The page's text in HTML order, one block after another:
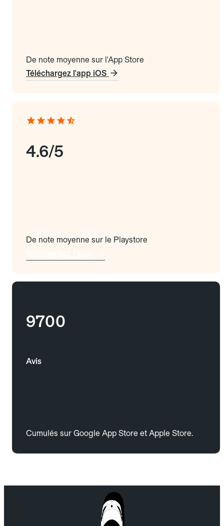
De note moyenne sur l'App Store
Téléchargez l'app iOS
4.6/5
De note moyenne sur le Playstore
9700
Avis
Cumulés sur Google App Store et Apple Store.